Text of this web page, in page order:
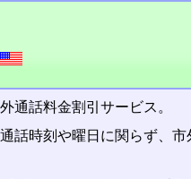
通話料金割引サービス。
話時刻や曜日に関らず、